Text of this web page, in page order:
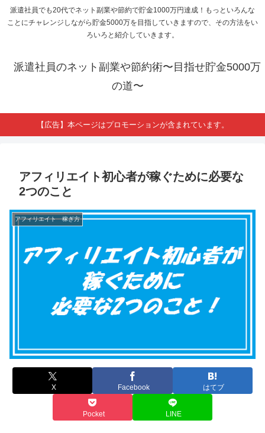
派遣社員でも20代でネット副業や節約で貯金1000万円達成！もっといろんな
ことにチャレンジしながら貯金5000万を目指していきますので、その方法をい
ろいろと紹介していきます。
派遣社員のネット副業や節約術〜目指せ貯金5000万
の道〜
【広告】本ページはプロモーションが含まれています。
アフィリエイト初心者が稼ぐために必要な
2つのこと
アフィリエイト 稼ぎ方
X Facebook はてブ
Pocket LINE